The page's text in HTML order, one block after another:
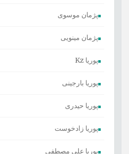
پژمان موسوی
پژمان مینویی
پوریا Kz
پوریا بارجینی
پوریا حیدری
پوریا زادخوست
پوریا علی مصطفی